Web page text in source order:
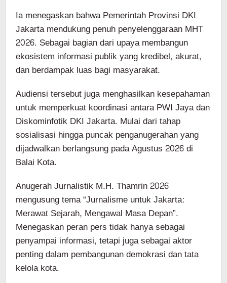
Ia menegaskan bahwa Pemerintah Provinsi DKI
Jakarta mendukung penuh penyelenggaraan MHT
2026. Sebagai bagian dari upaya membangun
ekosistem informasi publik yang kredibel, akurat,
dan berdampak luas bagi masyarakat.
Audiensi tersebut juga menghasilkan kesepahaman
untuk memperkuat koordinasi antara PWI Jaya dan
Diskominfotik DKI Jakarta. Mulai dari tahap
sosialisasi hingga puncak penganugerahan yang
dijadwalkan berlangsung pada Agustus 2026 di
Balai Kota.
Anugerah Jurnalistik M.H. Thamrin 2026
mengusung tema “Jurnalisme untuk Jakarta:
Merawat Sejarah, Mengawal Masa Depan”.
Menegaskan peran pers tidak hanya sebagai
penyampai informasi, tetapi juga sebagai aktor
penting dalam pembangunan demokrasi dan tata
kelola kota.